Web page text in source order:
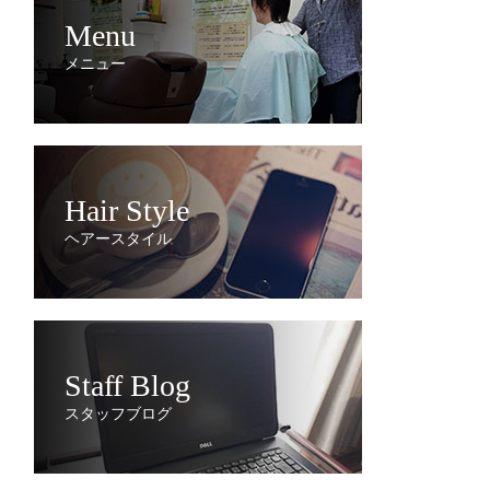
Menu
メニュー
Hair Style
ヘアースタイル
Staff Blog
スタッフブログ